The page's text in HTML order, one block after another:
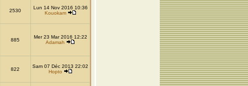
2530
Lun 14 Nov 2016 10:36
Kouokam
885
Mer 23 Mar 2016 12:22
Adamah
822
Sam 07 Déc 2013 22:02
Hopto